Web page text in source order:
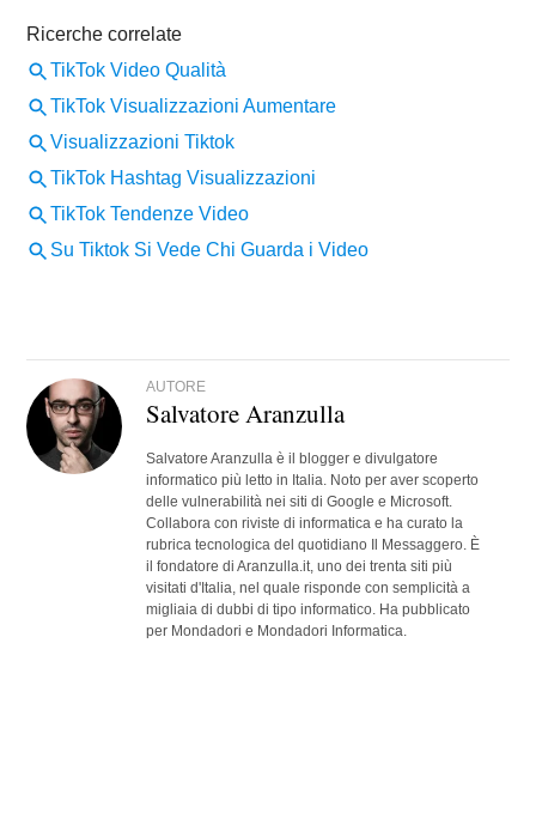
AUTORE
Salvatore Aranzulla
Salvatore Aranzulla è il blogger e divulgatore
informatico più letto in Italia. Noto per aver scoperto
delle vulnerabilità nei siti di Google e Microsoft.
Collabora con riviste di informatica e ha curato la
rubrica tecnologica del quotidiano Il Messaggero. È
il fondatore di Aranzulla.it, uno dei trenta siti più
visitati d'Italia, nel quale risponde con semplicità a
migliaia di dubbi di tipo informatico. Ha pubblicato
per Mondadori e Mondadori Informatica.